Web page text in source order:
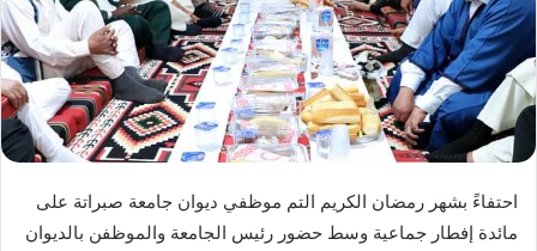
احتفاءً بشهر رمضان الكريم التم موظفي ديوان جامعة صبراتة على
مائدة إفطار جماعية وسط حضور رئيس الجامعة والموظفن بالديوان